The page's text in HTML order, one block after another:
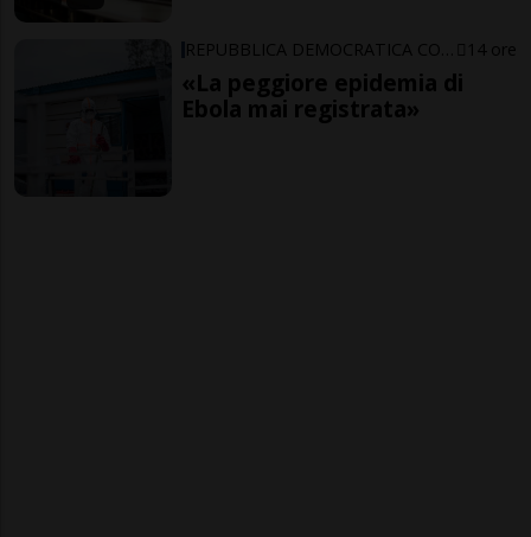
14 ore
«La peggiore epidemia di
Ebola mai registrata»